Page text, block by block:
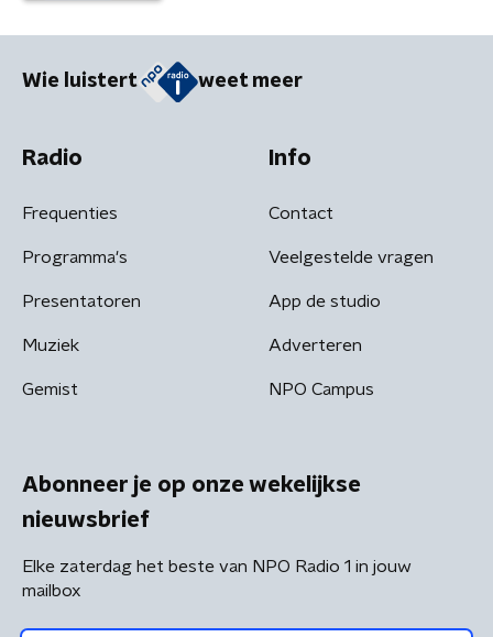
Wie luistert weet meer
Radio
Frequenties
Programma's
Presentatoren
Muziek
Gemist
Info
Contact
Veelgestelde vragen
App de studio
Adverteren
NPO Campus
Abonneer je op onze wekelijkse
nieuwsbrief
Elke zaterdag het beste van NPO Radio 1 in jouw
mailbox